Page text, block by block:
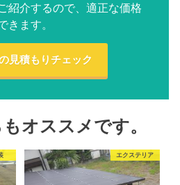
紹介するので、適正な価格
きます。
見積もりチェック
オススメです。
エクステリア